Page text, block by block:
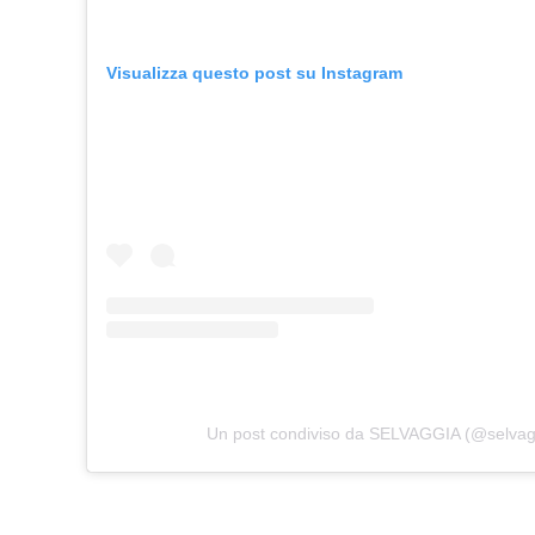
Visualizza questo post su Instagram
Un post condiviso da SELVAGGIA